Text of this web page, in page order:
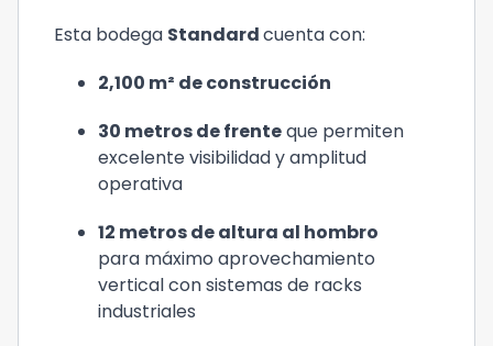
Esta bodega Standardcuenta con:
2,100 m² de construcción
30 metros de frenteque permiten
excelente visibilidad y amplitud
operativa
12 metros de altura al hombro
para máximo aprovechamiento
vertical con sistemas de racks
industriales